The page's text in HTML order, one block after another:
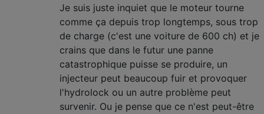
Je suis juste inquiet que le moteur tourne
comme ça depuis trop longtemps, sous trop
de charge (c'est une voiture de 600 ch) et je
crains que dans le futur une panne
catastrophique puisse se produire, un
injecteur peut beaucoup fuir et provoquer
l'hydrolock ou un autre problème peut
survenir. Ou je pense que ce n'est peut-être